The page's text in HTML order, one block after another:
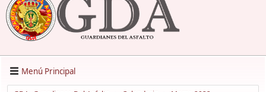
Menú Principal